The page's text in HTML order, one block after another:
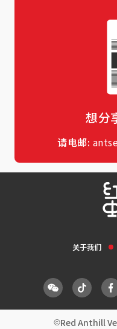
想分
请电邮:
关于我们
Red Anthill